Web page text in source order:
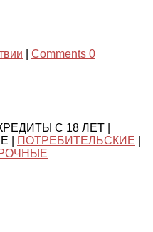
Comments 0
С 18 ЛЕТ |
|
ПОТРЕБИТЕЛЬСКИЕ